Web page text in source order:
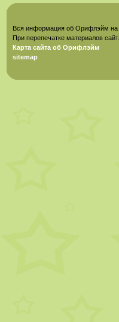
Вся информация об Орифлэйм
При перепечатке материалов
Карта сайта об Орифлэйм
sitemap